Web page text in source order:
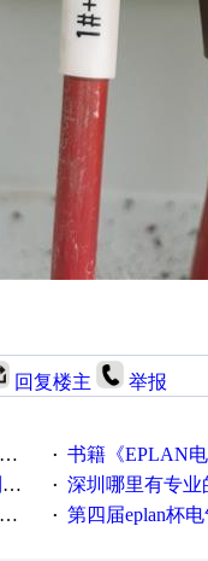
回复楼主 举报
· 书籍《EPLAN
· 深圳哪里有专业
· 第四届eplan杯电气工